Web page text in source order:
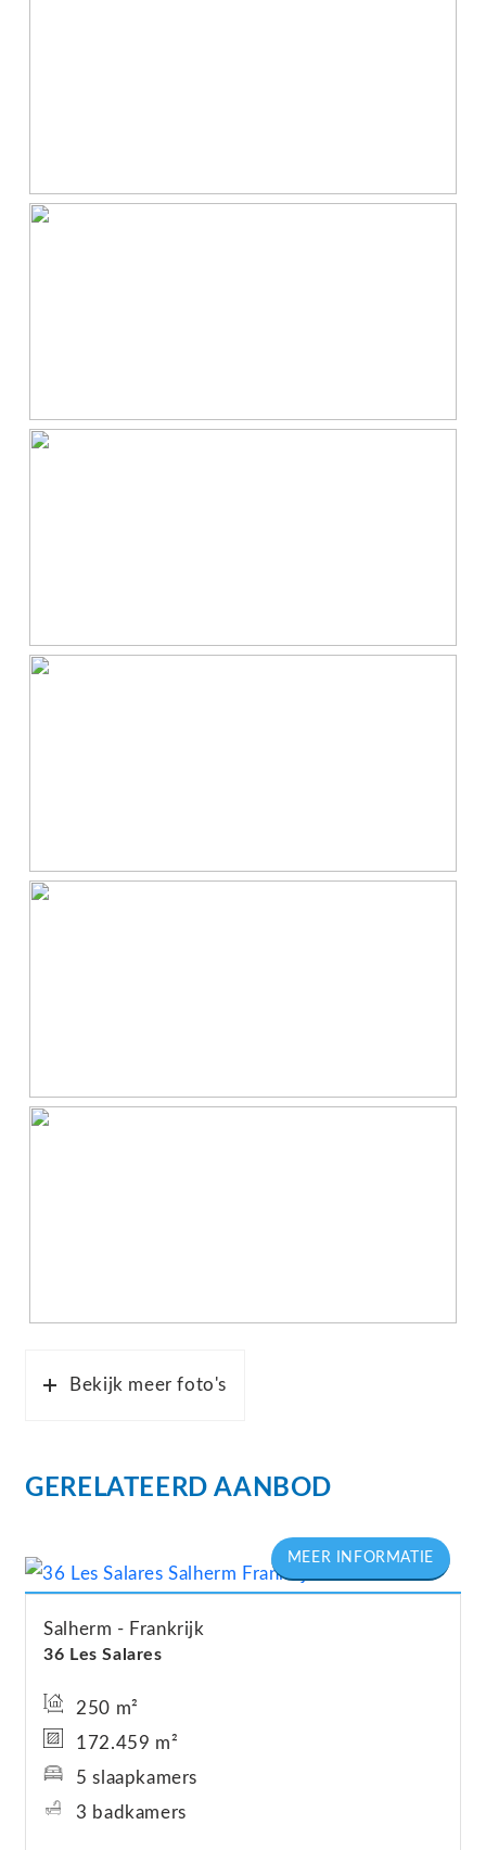
Bekijk meer foto's
GERELATEERD AANBOD
36 Les Salares
Salherm Frankrijk
250 m²
172.459 m²
5 slaapkamers
3 badkamers